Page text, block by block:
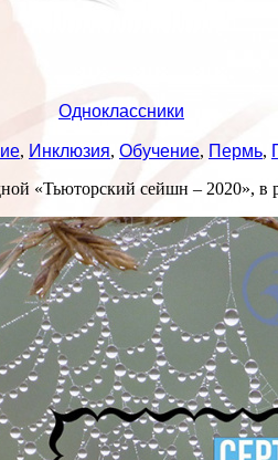
Одноклассники
, Инклюзия, Обучение, Пермь,
«Тьюторский сейшн – 2020», в